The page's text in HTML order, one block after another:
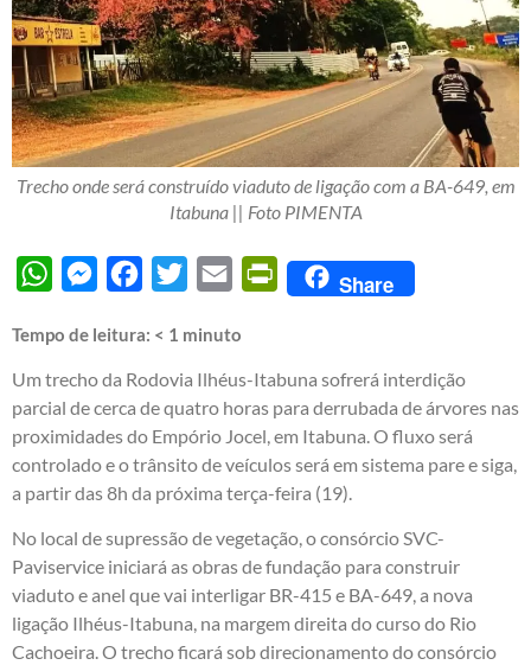
Trecho onde será construído viaduto de ligação com a BA-649, em
Itabuna || Foto PIMENTA
WhatsAppMessengerFacebook
Twitter Email PrintFriendly
Share
Tempo de leitura: < 1 minuto
Um trecho da Rodovia Ilhéus-Itabuna sofrerá interdição
parcial de cerca de quatro horas para derrubada de árvores nas
proximidades do Empório Jocel, em Itabuna. O fluxo será
controlado e o trânsito de veículos será em sistema pare e siga,
a partir das 8h da próxima terça-feira (19).
No local de supressão de vegetação, o consórcio SVC-
Paviservice iniciará as obras de fundação para construir
viaduto e anel que vai interligar BR-415 e BA-649, a nova
ligação Ilhéus-Itabuna, na margem direita do curso do Rio
Cachoeira. O trecho ficará sob direcionamento do consórcio